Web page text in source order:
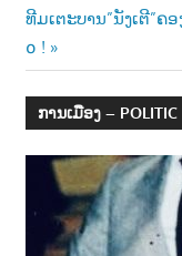
navigation
Next
Post:
ທີມເຕະບານ”ນັງເຕີ”ຄ
໐ !
ການເມືອງ – POLITIC